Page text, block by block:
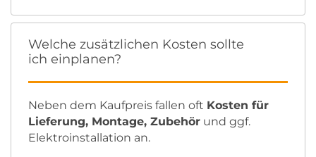
Welche zusätzlichen Kosten sollte
ich einplanen?
Neben dem Kaufpreis fallen oft Kosten für
Lieferung, Montage, Zubehör und ggf.
Elektroinstallation an.